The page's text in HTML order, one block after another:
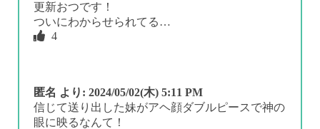
更新おつです！
ついにわからせられてる…
4
匿名 より: 2024/05/02(木) 5:11 PM
信じて送り出した妹がアヘ顔ダブルピースで神の
眼に映るなんて！